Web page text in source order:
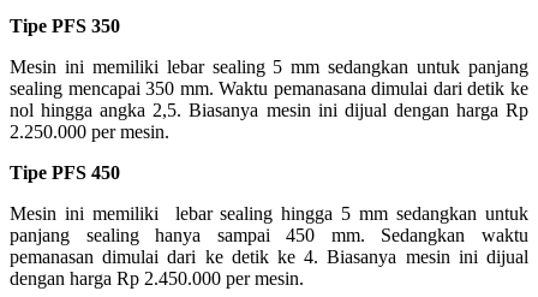
Tipe PFS 350
Mesin ini memiliki lebar sealing 5 mm sedangkan untuk panjang
sealing mencapai 350 mm. Waktu pemanasana dimulai dari detik ke
nol hingga angka 2,5. Biasanya mesin ini dijual dengan harga Rp
2.250.000 per mesin.
Tipe PFS 450
Mesin ini memiliki lebar sealing hingga 5 mm sedangkan untuk
panjang sealing hanya sampai 450 mm. Sedangkan waktu
pemanasan dimulai dari ke detik ke 4. Biasanya mesin ini dijual
dengan harga Rp 2.450.000 per mesin.